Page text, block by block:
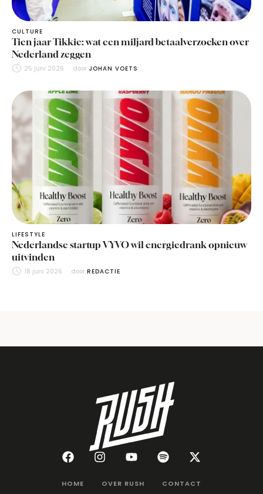
CULTURE
Tien jaar Tikkie: wat een miljard betaalverzoeken over
Nederland zeggen
25 juni 2026 door JOHAN VOETS
LIFESTYLE
Nederlandse startup VYVO wil energiedrank opnieuw
uitvinden
18 juni 2026 door REDACTIE
HOME OVER RUSH CONTACT